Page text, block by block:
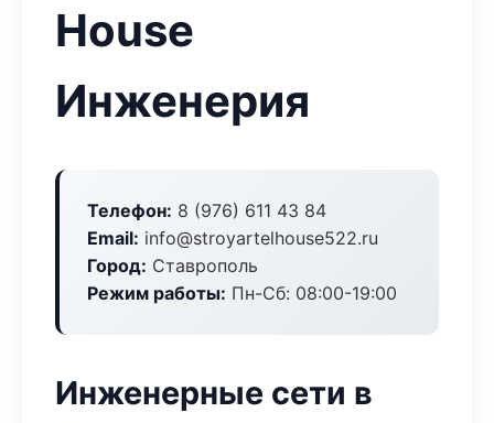
House
Инженерия
Телефон: 8 (976) 611 43 84
Email: info@stroyartelhouse522.ru
Город: Ставрополь
Режим работы: Пн-Сб: 08:00-19:00
Инженерные сети в